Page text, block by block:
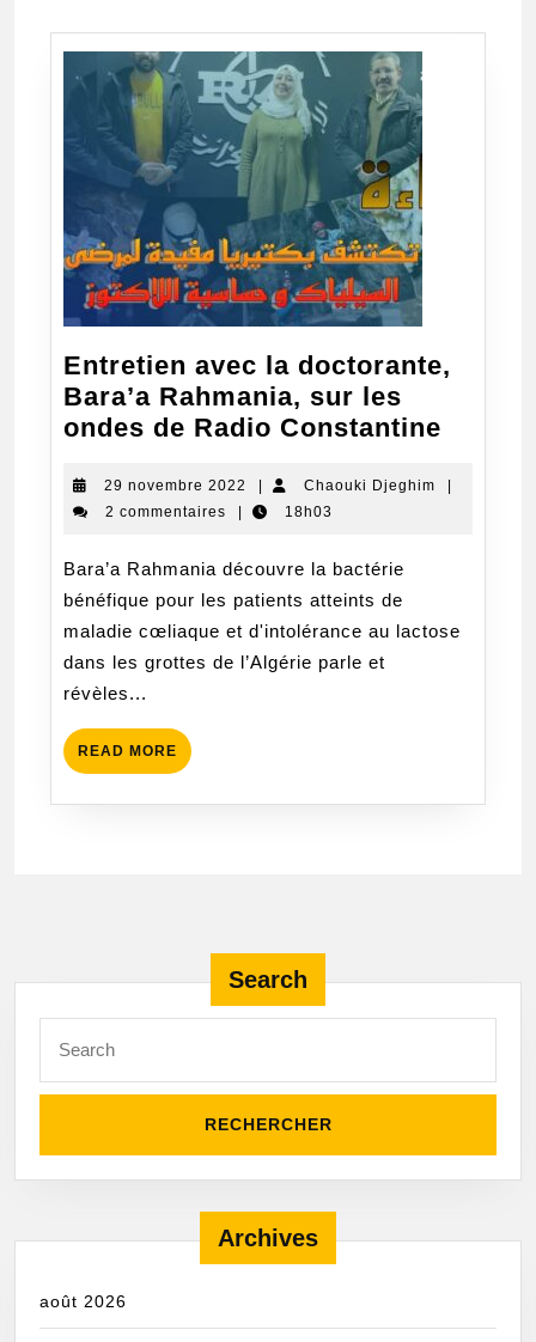
Entretien avec la doctorante,
Bara’a Rahmania, sur les
ondes de Radio Constantine
la
les
29 novembre 2022
29
novembre
| Chaouki Djeghim
Chaouki
|
2 commentaires
| 18h03
Bara’a Rahmania découvre la bactérie
bénéfique pour les patients atteints de
maladie cœliaque et d'intolérance au lactose
dans les grottes de l’Algérie parle et
révèles...
READ MORE READ
MORE
Search
for:
Archives
août 2026